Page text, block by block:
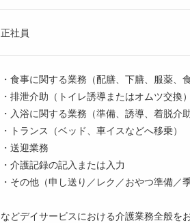
正社員
・食事に関する業務（配膳、下膳、服薬、
・排泄介助（トイレ誘導またはオムツ交換）
・入浴に関する業務（準備、誘導、着脱介
・トランス（ベッド、車イスなどへ移乗）
・送迎業務
・介護記録の記入または入力
・その他（申し送り／レク／おやつ準備／
などデイサービスにおける介護業務全般を